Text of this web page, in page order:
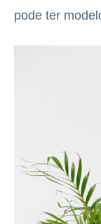
pode ter